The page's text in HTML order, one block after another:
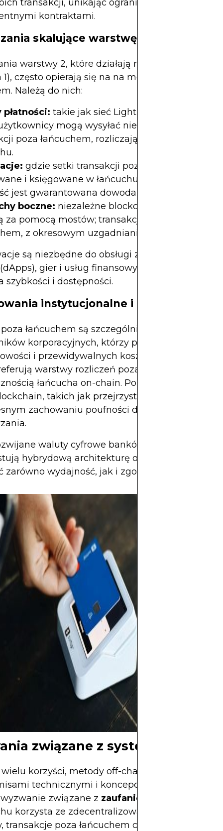
transakcji, unikając ograniczeń związanych z
kontraktami.
skalujące warstwę 2
warstwy 2, które działają na głównym
często opierają się na na mechanizmach poza
Należą do nich:
płatności: takie jak sieć Lightning Network dla
mogą wysyłać nieograniczoną liczbę
poza łańcuchem, rozliczając wynik końcowy
gdzie setki transakcji poza łańcuchem są
i księgowane w łańcuchu jako jedna
jest gwarantowana dowodami
boczne: niezależne blockchainy połączone z
za pomocą mostów; transakcje odbywają się
z okresowym uzgadnianiem.
są niezbędne do obsługi
gier i usług finansowych w skali
szybkości i dostępności.
instytucjonalne i komercyjne
łańcuchem są szczególnie atrakcyjne dla
korporacyjnych, którzy potrzebują wysokiej
i przewidywalnych kosztów. Banki i firmy
warstwy rozliczeń poza łańcuchem, które
łańcucha on-chain. Pozwala im to
takich jak przejrzystość i
zachowaniu poufności danych i szybkości
waluty cyfrowe banków centralnych
hybrydową architekturę on-chain/off-chain,
zarówno wydajność, jak i zgodność.
związane z systemami off-
korzyści, metody off-chain wiążą się z
technicznymi i koncepcyjnymi.
związane z zaufaniem
korzysta ze zdecentralizowanego konsensusu
transakcje poza łańcuchem często zależą od